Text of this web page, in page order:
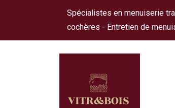
Spécialistes en menuiserie
cochères - Entretien de